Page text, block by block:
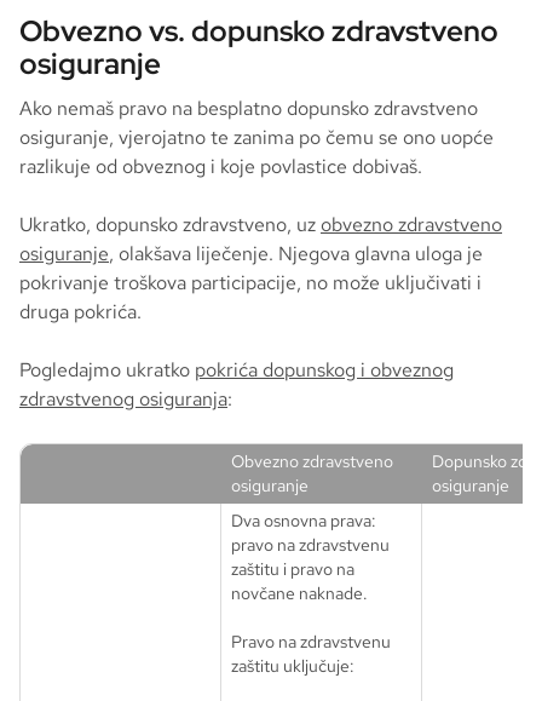
Obvezno vs. dopunsko zdravstveno
osiguranje
Ako nemaš pravo na besplatno dopunsko zdravstveno
osiguranje, vjerojatno te zanima po čemu se ono uopće
razlikuje od obveznog i koje povlastice dobivaš.
Ukratko, dopunsko zdravstveno, uz obvezno zdravstveno
osiguranje, olakšava liječenje. Njegova glavna uloga je
pokrivanje troškova participacije, no može uključivati i
druga pokrića.
Pogledajmo ukratko pokrića dopunskog i obveznog
zdravstvenog osiguranja:
Obvezno zdravstveno
osiguranje
Dopunsko
osiguranje
Dva osnovna prava:
pravo na zdravstvenu
zaštitu i pravo na
novčane naknade.
Pravo na zdravstvenu
zaštitu uključuje: